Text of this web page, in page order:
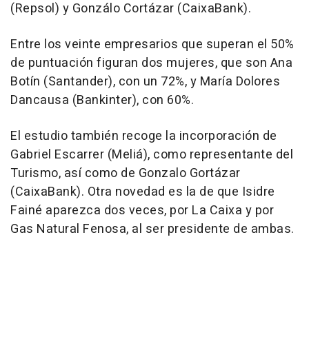
(Repsol) y Gonzálo Cortázar (CaixaBank).
Entre los veinte empresarios que superan el 50%
de puntuación figuran dos mujeres, que son Ana
Botín (Santander), con un 72%, y María Dolores
Dancausa (Bankinter), con 60%.
El estudio también recoge la incorporación de
Gabriel Escarrer (Meliá), como representante del
Turismo, así como de Gonzalo Gortázar
(CaixaBank). Otra novedad es la de que Isidre
Fainé aparezca dos veces, por La Caixa y por
Gas Natural Fenosa, al ser presidente de ambas.